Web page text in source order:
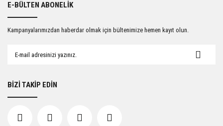
Gönder
E-BÜLTEN ABONELİK
Kampanyalarımızdan haberdar olmak için bültenimize hemen kayıt olun.
BİZİ TAKİP EDİN